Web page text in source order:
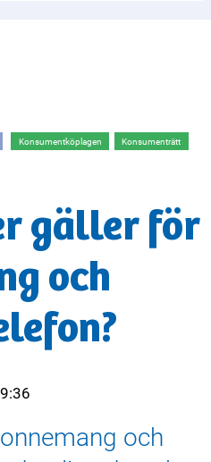
Konsumentköplagen Konsumenträtt
gäller för
och
och